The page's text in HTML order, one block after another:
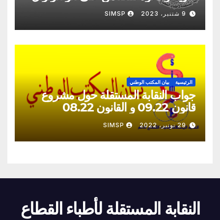
9 شتنبر، 2023 SIMSP
الرئيسية بيان المكتب الوطني
جواب النقابة المستقلة حول مشروع
قانون 09.22 و القانون 08.22
29 نونبر، 2022 SIMSP
النقابة المستقلة لأطباء القطاع